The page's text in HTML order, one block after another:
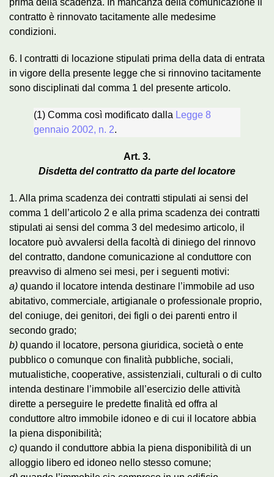
prima della scadenza. In mancanza della comunicazione il
contratto è rinnovato tacitamente alle medesime
condizioni.
6. I contratti di locazione stipulati prima della data di entrata
in vigore della presente legge che si rinnovino tacitamente
sono disciplinati dal comma 1 del presente articolo.
(1) Comma così modificato dalla Legge 8
gennaio 2002, n. 2.
Art. 3.
Disdetta del contratto da parte del locatore
1. Alla prima scadenza dei contratti stipulati ai sensi del
comma 1 dell’articolo 2 e alla prima scadenza dei contratti
stipulati ai sensi del comma 3 del medesimo articolo, il
locatore può avvalersi della facoltà di diniego del rinnovo
del contratto, dandone comunicazione al conduttore con
preavviso di almeno sei mesi, per i seguenti motivi:
a) quando il locatore intenda destinare l’immobile ad uso
abitativo, commerciale, artigianale o professionale proprio,
del coniuge, dei genitori, dei figli o dei parenti entro il
secondo grado;
b) quando il locatore, persona giuridica, società o ente
pubblico o comunque con finalità pubbliche, sociali,
mutualistiche, cooperative, assistenziali, culturali o di culto
intenda destinare l’immobile all’esercizio delle attività
dirette a perseguire le predette finalità ed offra al
conduttore altro immobile idoneo e di cui il locatore abbia
la piena disponibilità;
c) quando il conduttore abbia la piena disponibilità di un
alloggio libero ed idoneo nello stesso comune;